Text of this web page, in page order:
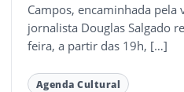
Campos, encaminhada pela
jornalista Douglas Salgado
feira, a partir das 19h, […]
Agenda Cultural